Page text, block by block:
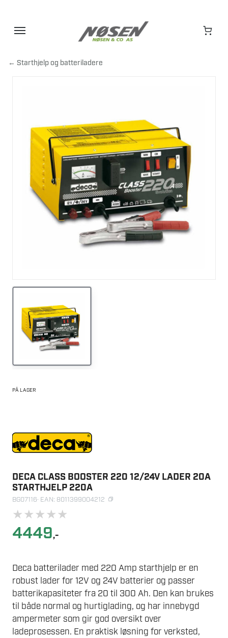
← Starthjelp og batteriladere
PÅ LAGER
DECA CLASS BOOSTER 220 12/24V LADER 20A
STARTHJELP 220A
BG07116· EAN: 8011399004212
★★★★★
4449,-
Deca batterilader med 220 Amp starthjelp er en
robust lader for 12V og 24V batterier og passer
batterikapasiteter fra 20 til 300 Ah. Den kan brukes
til både normal og hurtiglading, og har innebygd
ampermeter som gir god oversikt over
ladeprosessen. En praktisk løsning for verksted,